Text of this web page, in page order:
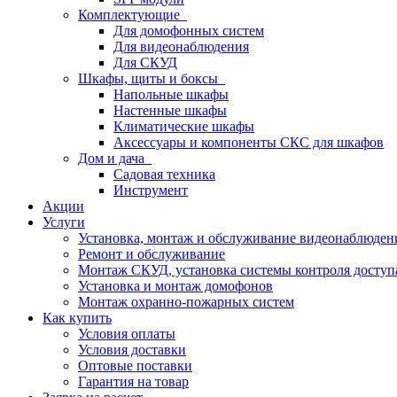
Комплектующие
Для домофонных систем
Для видеонаблюдения
Для СКУД
Шкафы, щиты и боксы
Напольные шкафы
Настенные шкафы
Климатические шкафы
Аксессуары и компоненты СКС для шкафов
Дом и дача
Садовая техника
Инструмент
Акции
Услуги
Установка, монтаж и обслуживание
Ремонт и обслуживание
Монтаж СКУД, установка системы контроля
Установка и монтаж домофонов
Монтаж охранно-пожарных систем
Как купить
Условия оплаты
Условия доставки
Оптовые поставки
Гарантия на товар